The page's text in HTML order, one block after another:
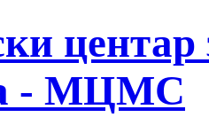
центар
- МЦМС